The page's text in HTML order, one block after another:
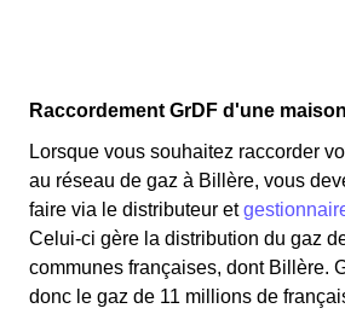
Raccordement GrDF d'une
Lorsque vous souhaitez raccorder
au réseau de gaz à Billère, vous
faire via le distributeur et
Celui-ci gère la distribution du gaz
communes françaises, dont Billère.
donc le gaz de 11 millions de